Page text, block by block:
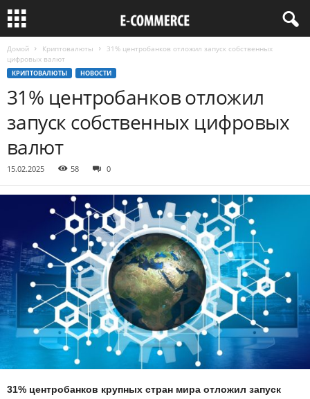
Домой Криптовалюты
31% центробанков отложил запуск собственных
цифровых валют
КРИПТОВАЛЮТЫ НОВОСТИ
31% центробанков отложил
запуск собственных цифровых
валют
15.02.2025 58 0
31% центробанков крупных стран мира отложил запуск